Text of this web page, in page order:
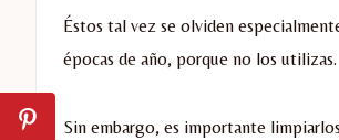
Éstos tal vez se olviden
épocas de año, porque no los utilizas.
Sin embargo, es importante